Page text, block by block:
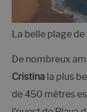
La belle plage
De nombreux
Cristina la plus
de 450 mètres